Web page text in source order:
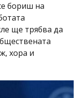
бориш на
ще трябва да
хора и